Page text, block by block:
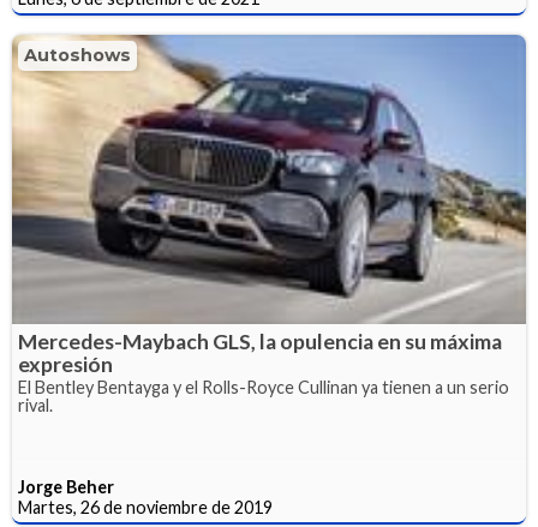
Autoshows
Mercedes-Maybach GLS, la opulencia en su máxima
expresión
El Bentley Bentayga y el Rolls-Royce Cullinan ya tienen a un serio
rival.
Jorge Beher
Martes, 26 de noviembre de 2019